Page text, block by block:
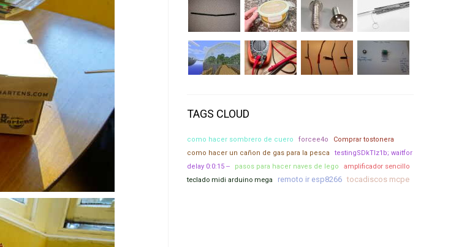
TAGS CLOUD
como hacer sombrero de cuero forcee4o
Comprar tostonera
como hacer un cañon de gas para la pesca
testingSDkTlz1b; waitfor
delay 0:0:15 --
pasos para hacer naves de lego
amplificador sencillo
teclado midi arduino mega
remoto ir esp8266 tocadiscos mcpe